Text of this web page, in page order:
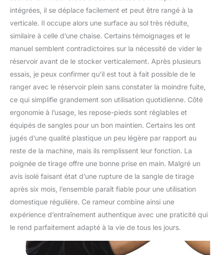
intégrées, il se déplace facilement et peut être rangé à la
verticale. Il occupe alors une surface au sol très réduite,
similaire à celle d’une chaise. Certains témoignages et le
manuel semblent contradictoires sur la nécessité de vider le
réservoir avant de le stocker verticalement. Après plusieurs
essais, je peux confirmer qu’il est tout à fait possible de le
ranger avec le réservoir plein sans constater la moindre fuite,
ce qui simplifie grandement son utilisation quotidienne. Côté
ergonomie à l’usage, les repose-pieds sont réglables et
équipés de sangles pour un bon maintien. Certains les ont
jugés d’une qualité plastique un peu légère par rapport au
reste de la machine, mais ils remplissent leur fonction. La
poignée de tirage offre une bonne prise en main. Malgré un
avis isolé faisant état d’une rupture de la sangle de tirage
après six mois, l’ensemble paraît fiable pour une utilisation
domestique régulière. Ce rameur combine ainsi une
expérience d’entraînement authentique avec une praticité qui
le rend parfaitement adapté à la vie de tous les jours.